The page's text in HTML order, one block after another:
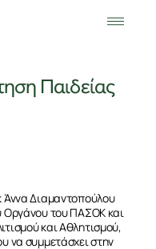
Παιδείας
Άννα Διαμαντοπούλου
Οργάνου του ΠΑΣΟΚ και
και Αθλητισμού,
να συμμετάσχει στην